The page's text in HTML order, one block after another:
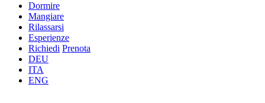
Dormire
Mangiare
Rilassarsi
Esperienze
Richiedi Prenota
DEU
ITA
ENG